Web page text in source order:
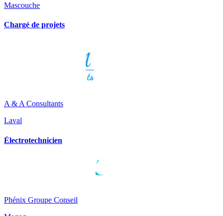
Mascouche
Chargé de projets
A & A Consultants
Laval
Électrotechnicien
Phénix Groupe Conseil